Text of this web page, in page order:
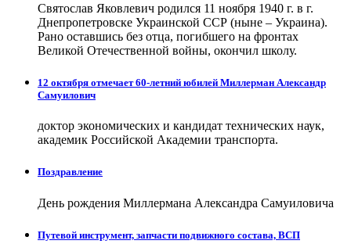
Святослав Яковлевич родился 11 ноября 1940 г. в г.
Днепропетровске Украинской ССР (ныне – Украина).
Рано оставшись без отца, погибшего на фронтах
Великой Отечественной войны, окончил школу.
12 октября отмечает 60-летний юбилей Миллерман Александр
Самуилович
доктор экономических и кандидат технических наук,
академик Российской Академии транспорта.
Поздравление
День рождения Миллермана Александра Самуиловича
Путевой инструмент, запчасти подвижного состава, ВСП